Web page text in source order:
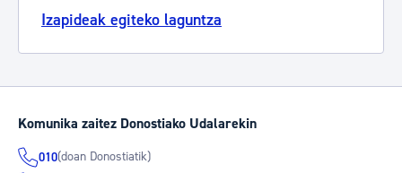
Izapideak egiteko laguntza
Komunika zaitez Donostiako Udalarekin
010(doan Donostiatik)